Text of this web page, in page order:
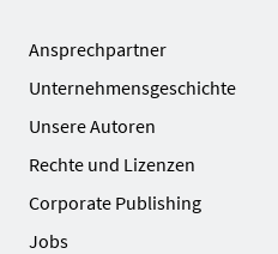
Ansprechpartner
Unternehmensgeschichte
Unsere Autoren
Rechte und Lizenzen
Corporate Publishing
Jobs